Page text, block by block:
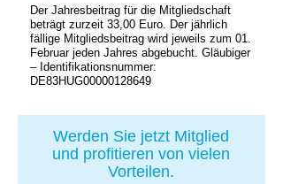
Der Jahresbeitrag für die Mitgliedschaft
beträgt zurzeit 33,00 Euro. Der jährlich
fällige Mitgliedsbeitrag wird jeweils zum 01.
Februar jeden Jahres abgebucht. Gläubiger
– Identifikationsnummer:
DE83HUG00000128649
Werden Sie jetzt Mitglied
und profitieren von vielen
Vorteilen.